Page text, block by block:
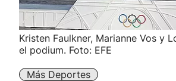
Kristen Faulkner, Marianne Vos y
el podium. Foto: EFE
Más Deportes